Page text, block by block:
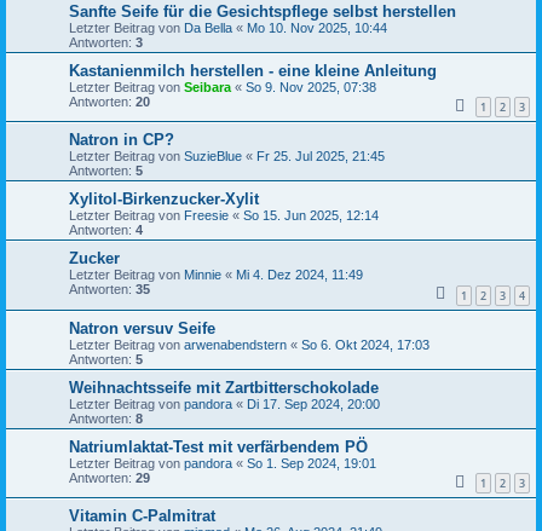
Sanfte Seife für die Gesichtspflege selbst herstellen
Letzter Beitrag von Da Bella « Mo 10. Nov 2025, 10:44
Antworten: 3
Kastanienmilch herstellen - eine kleine Anleitung
Letzter Beitrag von Seibara « So 9. Nov 2025, 07:38
Antworten: 20 1 2 3
Natron in CP?
Letzter Beitrag von SuzieBlue « Fr 25. Jul 2025, 21:45
Antworten: 5
Xylitol-Birkenzucker-Xylit
Letzter Beitrag von Freesie « So 15. Jun 2025, 12:14
Antworten: 4
Zucker
Letzter Beitrag von Minnie « Mi 4. Dez 2024, 11:49
Antworten: 35 1 2 3 4
Natron versuv Seife
Letzter Beitrag von arwenabendstern « So 6. Okt 2024, 17:03
Antworten: 5
Weihnachtsseife mit Zartbitterschokolade
Letzter Beitrag von pandora « Di 17. Sep 2024, 20:00
Antworten: 8
Natriumlaktat-Test mit verfärbendem PÖ
Letzter Beitrag von pandora « So 1. Sep 2024, 19:01
Antworten: 29 1 2 3
Vitamin C-Palmitrat